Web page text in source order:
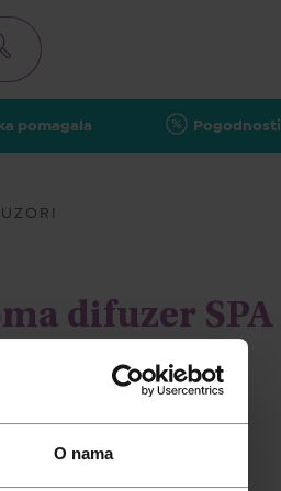
O nama
pomagala Pogodnosti
difuzer SPA